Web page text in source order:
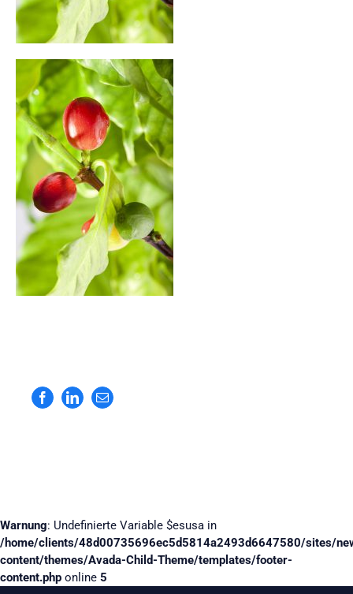
Facebook
LinkedIn
E-
Mail
Warnung: Undefinierte Variable $esusa in
/home/clients/48d00735696ec5d5814a2493d6647580/sites/
content/themes/Avada-Child-Theme/templates/footer-
content.php online 5